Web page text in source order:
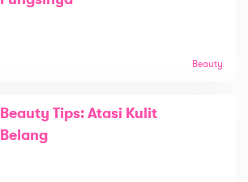
Beauty
Beauty Tips: Atasi Kulit
Belang